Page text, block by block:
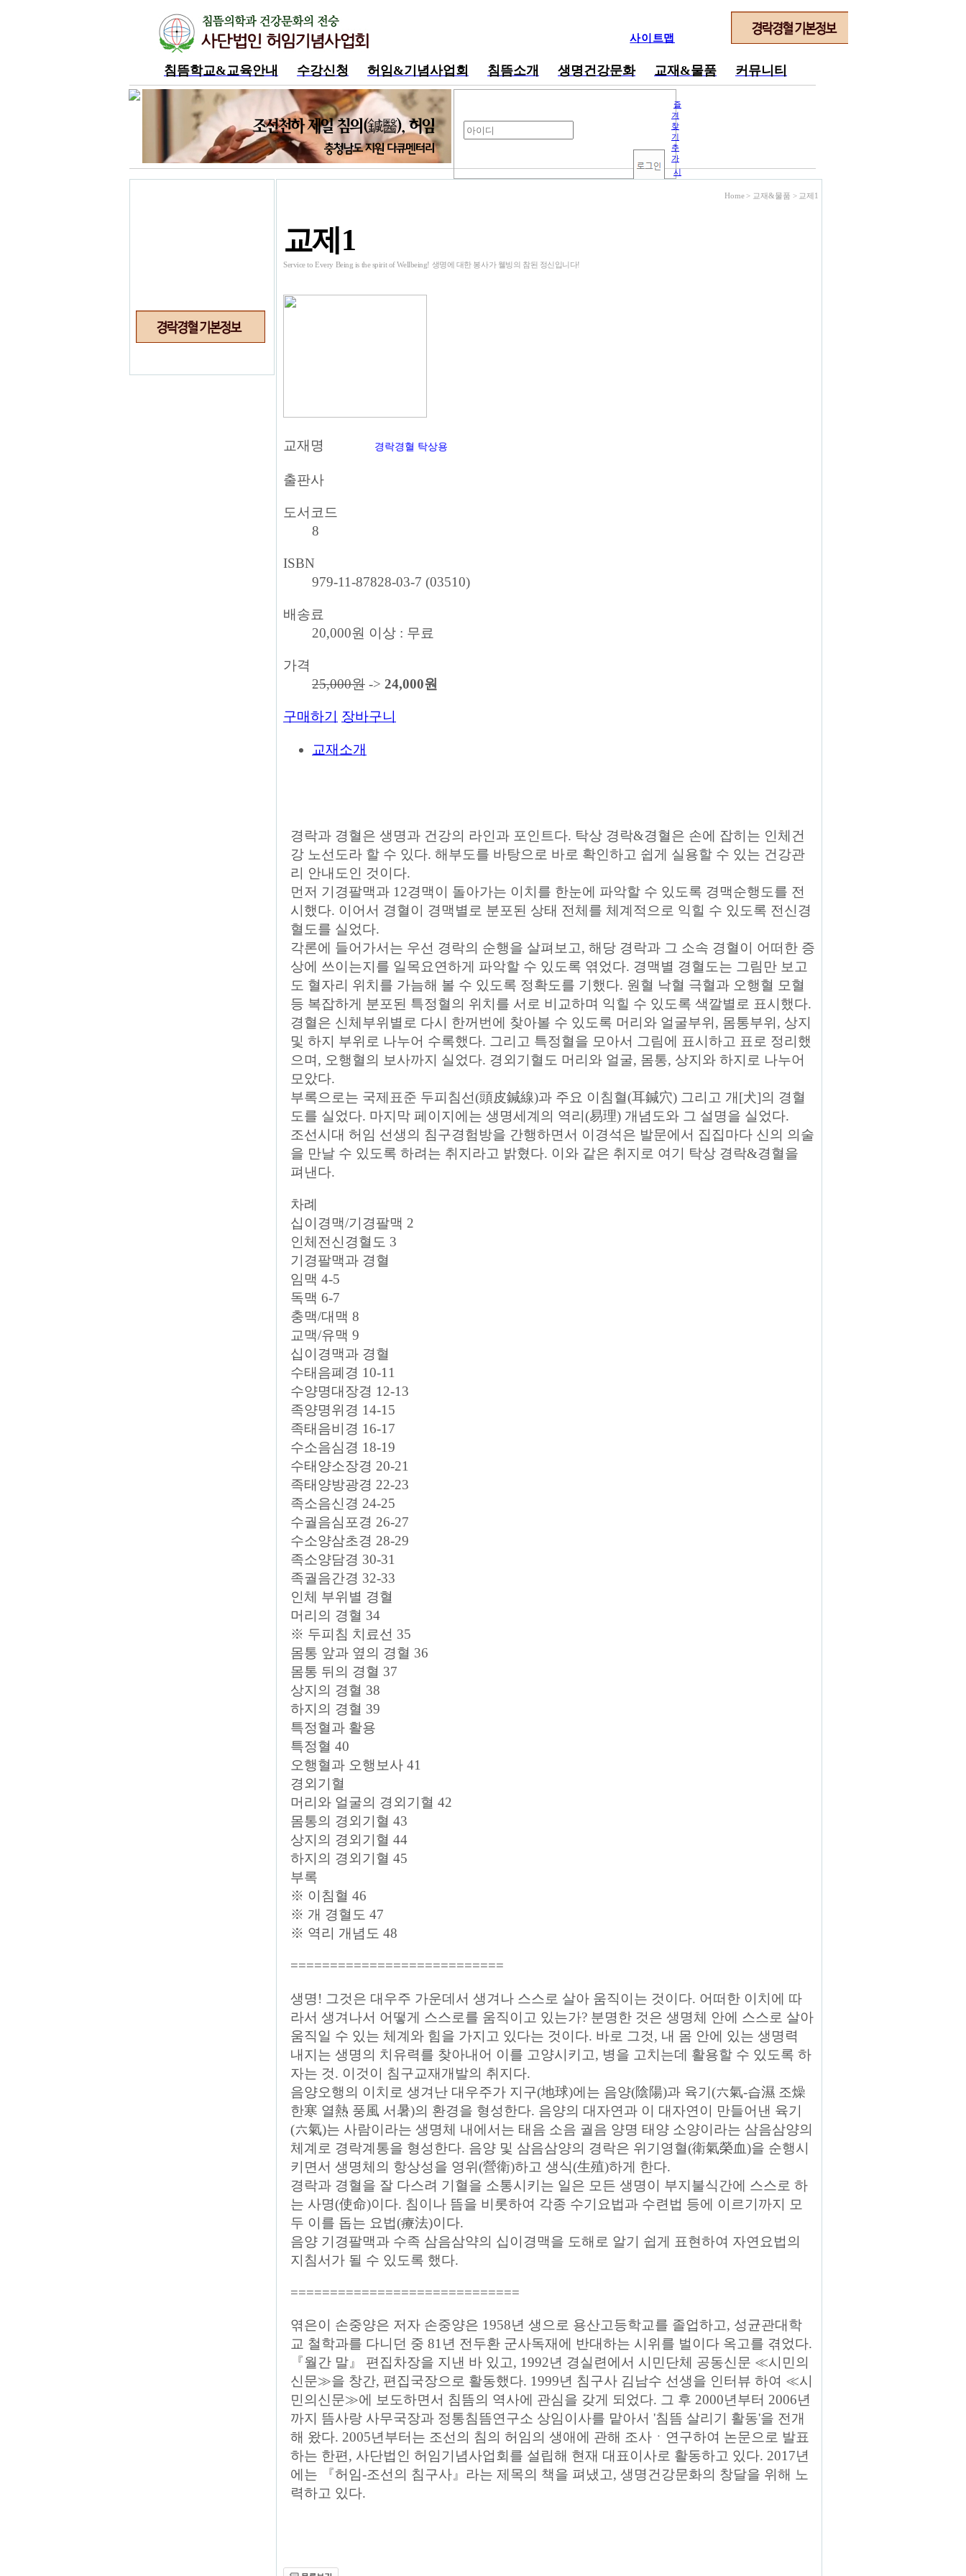
사이트맵
침뜸학교&교육안내 수강신청 허임&기념사업회 침뜸소개 생명건강문화 교재&물품
커뮤니티
내공부방
즐
겨
찾
기
추
가
시
작
교제1
Service to Every Being is the spirit of Wellbeing! 생명에 대한 봉사가 웰빙의 참된 정신입니다!
Home > 교재&물품 > 교제1
교재명 경락경혈 탁상용
출판사
도서코드
8
ISBN
979-11-87828-03-7 (03510)
배송료
20,000원 이상 : 무료
가격
25,000원 -> 24,000원
구매하기 장바구니
교재소개
경락과 경혈은 생명과 건강의 라인과 포인트다. 탁상 경락&경혈은 손에 잡히는 인체건
강 노선도라 할 수 있다. 해부도를 바탕으로 바로 확인하고 쉽게 실용할 수 있는 건강관
리 안내도인 것이다.
먼저 기경팔맥과 12경맥이 돌아가는 이치를 한눈에 파악할 수 있도록 경맥순행도를 전
시했다. 이어서 경혈이 경맥별로 분포된 상태 전체를 체계적으로 익힐 수 있도록 전신경
혈도를 실었다.
각론에 들어가서는 우선 경락의 순행을 살펴보고, 해당 경락과 그 소속 경혈이 어떠한 증
상에 쓰이는지를 일목요연하게 파악할 수 있도록 엮었다. 경맥별 경혈도는 그림만 보고
도 혈자리 위치를 가늠해 볼 수 있도록 정확도를 기했다. 원혈 낙혈 극혈과 오행혈 모혈
등 복잡하게 분포된 특정혈의 위치를 서로 비교하며 익힐 수 있도록 색깔별로 표시했다.
경혈은 신체부위별로 다시 한꺼번에 찾아볼 수 있도록 머리와 얼굴부위, 몸통부위, 상지
및 하지 부위로 나누어 수록했다. 그리고 특정혈을 모아서 그림에 표시하고 표로 정리했
으며, 오행혈의 보사까지 실었다. 경외기혈도 머리와 얼굴, 몸통, 상지와 하지로 나누어
모았다.
부록으로는 국제표준 두피침선(頭皮鍼線)과 주요 이침혈(耳鍼穴) 그리고 개[犬]의 경혈
도를 실었다. 마지막 페이지에는 생명세계의 역리(易理) 개념도와 그 설명을 실었다.
조선시대 허임 선생의 침구경험방을 간행하면서 이경석은 발문에서 집집마다 신의 의술
을 만날 수 있도록 하려는 취지라고 밝혔다. 이와 같은 취지로 여기 탁상 경락&경혈을
펴낸다.
차례
십이경맥/기경팔맥 2
인체전신경혈도 3
기경팔맥과 경혈
임맥 4-5
독맥 6-7
충맥/대맥 8
교맥/유맥 9
십이경맥과 경혈
수태음폐경 10-11
수양명대장경 12-13
족양명위경 14-15
족태음비경 16-17
수소음심경 18-19
수태양소장경 20-21
족태양방광경 22-23
족소음신경 24-25
수궐음심포경 26-27
수소양삼초경 28-29
족소양담경 30-31
족궐음간경 32-33
인체 부위별 경혈
머리의 경혈 34
※ 두피침 치료선 35
몸통 앞과 옆의 경혈 36
몸통 뒤의 경혈 37
상지의 경혈 38
하지의 경혈 39
특정혈과 활용
특정혈 40
오행혈과 오행보사 41
경외기혈
머리와 얼굴의 경외기혈 42
몸통의 경외기혈 43
상지의 경외기혈 44
하지의 경외기혈 45
부록
※ 이침혈 46
※ 개 경혈도 47
※ 역리 개념도 48
===========================
생명! 그것은 대우주 가운데서 생겨나 스스로 살아 움직이는 것이다. 어떠한 이치에 따
라서 생겨나서 어떻게 스스로를 움직이고 있는가? 분명한 것은 생명체 안에 스스로 살아
움직일 수 있는 체계와 힘을 가지고 있다는 것이다. 바로 그것, 내 몸 안에 있는 생명력
내지는 생명의 치유력를 찾아내어 이를 고양시키고, 병을 고치는데 활용할 수 있도록 하
자는 것. 이것이 침구교재개발의 취지다.
음양오행의 이치로 생겨난 대우주가 지구(地球)에는 음양(陰陽)과 육기(六氣-습濕 조燥
한寒 열熱 풍風 서暑)의 환경을 형성한다. 음양의 대자연과 이 대자연이 만들어낸 육기
(六氣)는 사람이라는 생명체 내에서는 태음 소음 궐음 양명 태양 소양이라는 삼음삼양의
체계로 경락계통을 형성한다. 음양 및 삼음삼양의 경락은 위기영혈(衛氣榮血)을 순행시
키면서 생명체의 항상성을 영위(營衛)하고 생식(生殖)하게 한다.
경락과 경혈을 잘 다스려 기혈을 소통시키는 일은 모든 생명이 부지불식간에 스스로 하
는 사명(使命)이다. 침이나 뜸을 비롯하여 각종 수기요법과 수련법 등에 이르기까지 모
두 이를 돕는 요법(療法)이다.
음양 기경팔맥과 수족 삼음삼약의 십이경맥을 도해로 알기 쉽게 표현하여 자연요법의
지침서가 될 수 있도록 했다.
=============================
엮은이 손중양은 저자 손중양은 1958년 생으로 용산고등학교를 졸업하고, 성균관대학
교 철학과를 다니던 중 81년 전두환 군사독재에 반대하는 시위를 벌이다 옥고를 겪었다.
『월간 말』 편집차장을 지낸 바 있고, 1992년 경실련에서 시민단체 공동신문 ≪시민의
신문≫을 창간, 편집국장으로 활동했다. 1999년 침구사 김남수 선생을 인터뷰 하여 ≪시
민의신문≫에 보도하면서 침뜸의 역사에 관심을 갖게 되었다. 그 후 2000년부터 2006년
까지 뜸사랑 사무국장과 정통침뜸연구소 상임이사를 맡아서 '침뜸 살리기 활동'을 전개
해 왔다. 2005년부터는 조선의 침의 허임의 생애에 관해 조사ㆍ연구하여 논문으로 발표
하는 한편, 사단법인 허임기념사업회를 설립해 현재 대표이사로 활동하고 있다. 2017년
에는 『허임-조선의 침구사』라는 제목의 책을 펴냈고, 생명건강문화의 창달을 위해 노
력하고 있다.